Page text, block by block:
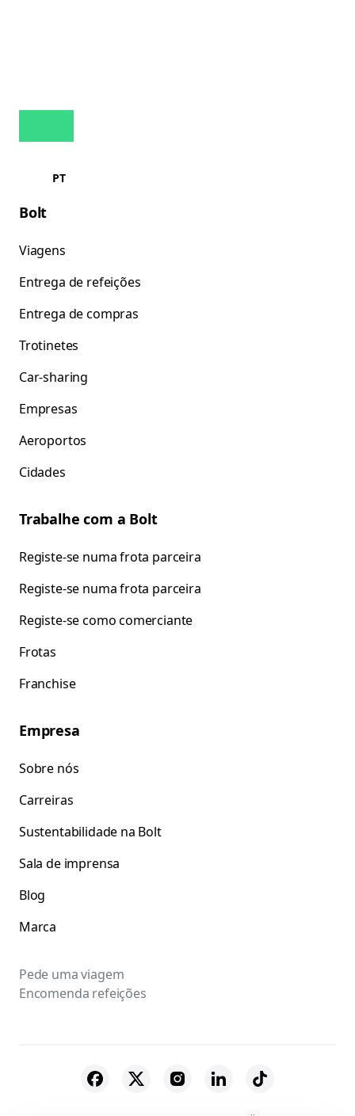
PT
Bolt
Viagens
Entrega de refeições
Entrega de compras
Trotinetes
Car-sharing
Empresas
Aeroportos
Cidades
Trabalhe com a Bolt
Registe-se numa frota parceira
Registe-se numa frota parceira
Registe-se como comerciante
Frotas
Franchise
Empresa
Sobre nós
Carreiras
Sustentabilidade na Bolt
Sala de imprensa
Blog
Marca
Pede uma viagem
Encomenda refeições